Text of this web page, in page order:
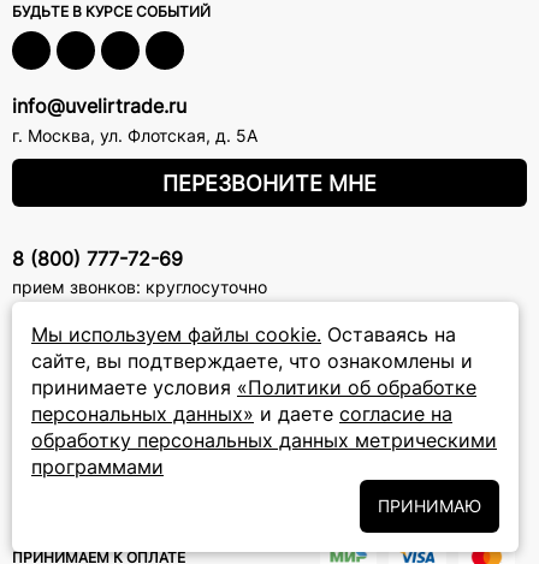
Мы используем файлы cookie. Оставаясь на
сайте, вы подтверждаете, что ознакомлены и
принимаете условия «Политики об обработке
персональных данных» и даете согласие на
обработку персональных данных метрическими
программами
ПРИНИМАЮ
БУДЬТЕ В КУРСЕ СОБЫТИЙ
info@uvelirtrade.ru
г. Москва, ул. Флотская, д. 5А
ПЕРЕЗВОНИТЕ МНЕ
8 (800) 777-72-69
прием звонков: круглосуточно
ПОДПИСКА НА РАССЫЛКУ
Подписаться на новости
Подписываясь на рассылку, вы соглашаетесь с условиямиПолитики
обработки персональных данных
ПРИНИМАЕМ К ОПЛАТЕ